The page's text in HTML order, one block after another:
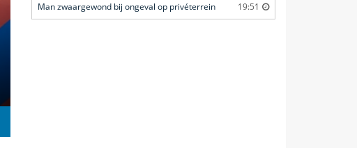
Man zwaargewond bij ongeval op privéterrein 19:51